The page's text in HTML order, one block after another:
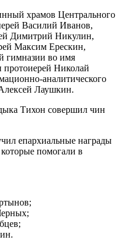
храмов Центрального
Василий Иванов,
Димитрий Никулин,
Максим Ерескин,
гимназии во имя
Николай
аналитического
Лаушкин.
Тихон совершил чин
епархиальные награды
которые помогали в